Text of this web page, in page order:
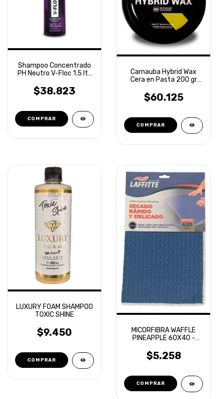
Shampoo Concentrado
PH Neutro V-Floc 1.5 lts
$38.823
Carnauba Hybrid Wax
Cera en Pasta 200 gr
$60.125
LUXURY FOAM SHAMPOO
TOXIC SHINE
$9.450
MICORFIBRA WAFFLE
PINEAPPLE 60X40 -
DELICADO LAFFITTE
$5.258